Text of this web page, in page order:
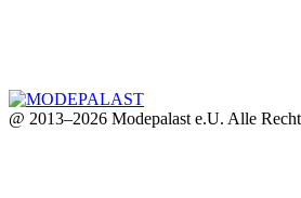
@ 2013–2026 Modepalast e.U. Alle